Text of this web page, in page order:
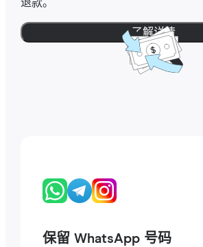
退款。
了解详情
保留 WhatsApp 号码